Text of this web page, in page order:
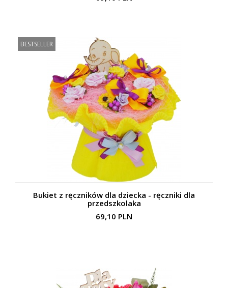
BESTSELLER
Bukiet z ręczników dla dziecka - ręczniki dla
przedszkolaka
69,10 PLN